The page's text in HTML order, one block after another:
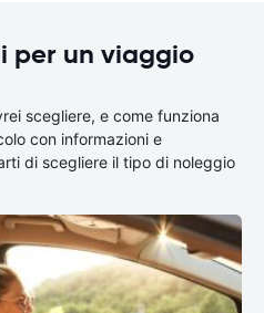
per un viaggio
scegliere, e come funziona
con informazioni e
di scegliere il tipo di noleggio